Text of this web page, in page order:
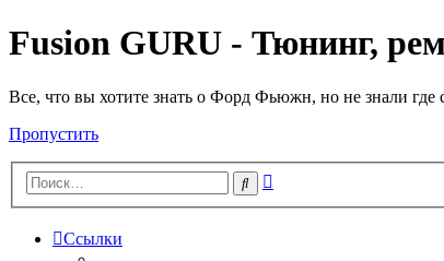
Fusion GURU - Тюнинг,
Все, что вы хотите знать о Форд Фьюжн, но не знали где
Пропустить
Поиск
Ссылки